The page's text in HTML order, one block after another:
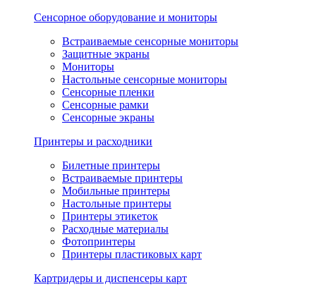
Сенсорное оборудование и мониторы
Встраиваемые сенсорные мониторы
Защитные экраны
Мониторы
Настольные сенсорные мониторы
Сенсорные пленки
Сенсорные рамки
Сенсорные экраны
Принтеры и расходники
Билетные принтеры
Встраиваемые принтеры
Мобильные принтеры
Настольные принтеры
Принтеры этикеток
Расходные материалы
Фотопринтеры
Принтеры пластиковых карт
Картридеры и диспенсеры карт